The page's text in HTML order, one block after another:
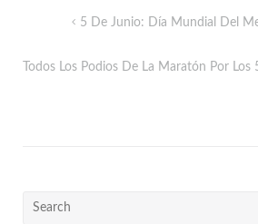
5 De Junio: Día Mundial Del
Todos Los Podios De La Maratón Por